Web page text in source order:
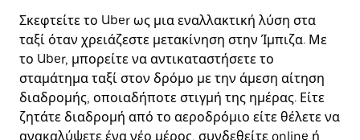
Σκεφτείτε το Uber ως μια εναλλακτική λύση στα
ταξί όταν χρειάζεστε μετακίνηση στην Ίμπιζα. Με
το Uber, μπορείτε να αντικαταστήσετε το
σταμάτημα ταξί στον δρόμο με την άμεση αίτηση
διαδρομής, οποιαδήποτε στιγμή της ημέρας. Είτε
ζητάτε διαδρομή από το αεροδρόμιο είτε θέλετε να
ανακαλύψετε ένα νέο μέρος, συνδεθείτε online ή